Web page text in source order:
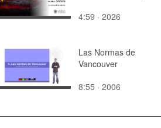
4:59 · 2026
Las Normas de
Vancouver
8:55 · 2006